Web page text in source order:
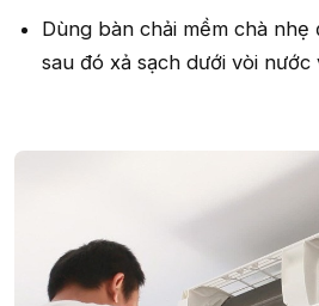
Dùng bàn chải mềm chà
sau đó xả sạch dưới vòi